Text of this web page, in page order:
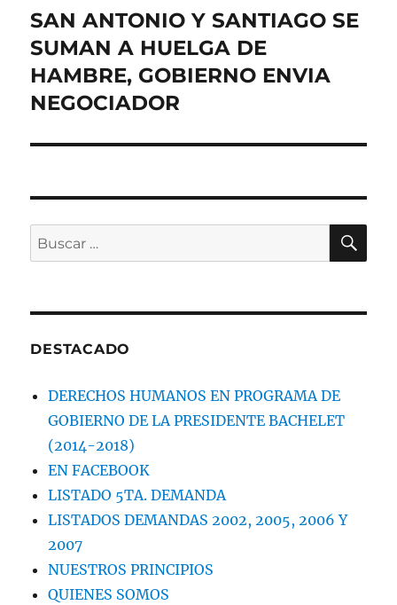
Entrada
siguiente:
SAN ANTONIO Y SANTIAGO SE
SUMAN A HUELGA DE
HAMBRE, GOBIERNO ENVIA
NEGOCIADOR
Buscar
por:
DESTACADO
DERECHOS HUMANOS EN PROGRAMA DE
GOBIERNO DE LA PRESIDENTE BACHELET
(2014-2018)
EN FACEBOOK
LISTADO 5TA. DEMANDA
LISTADOS DEMANDAS 2002, 2005, 2006 Y
2007
NUESTROS PRINCIPIOS
QUIENES SOMOS